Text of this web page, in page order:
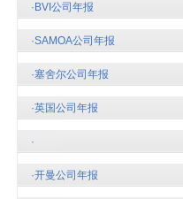
·BVI公司年报
·SAMOA公司年报
·塞舍尔公司年报
·英国公司年报
·
·开曼公司年报